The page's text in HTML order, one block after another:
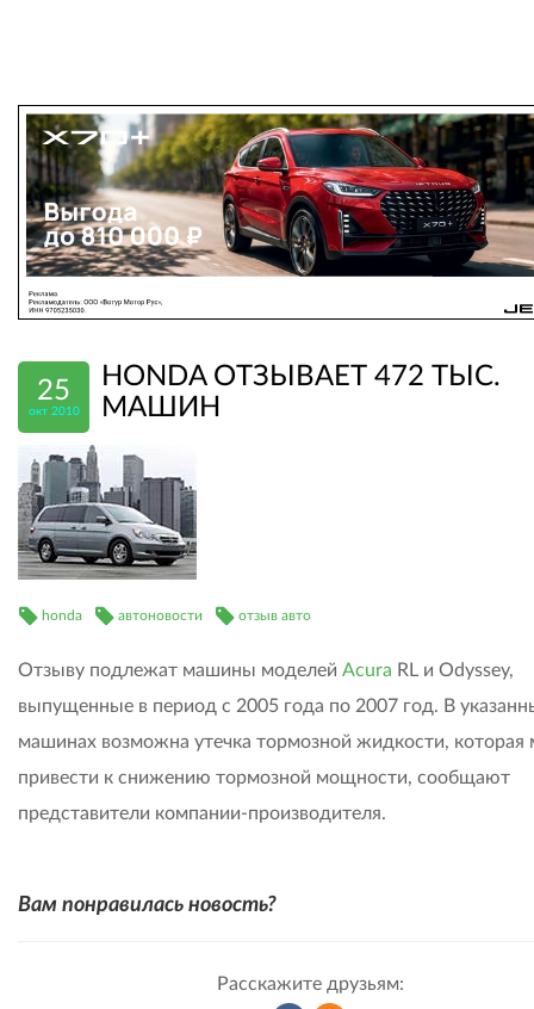
25
окт 2010
HONDA ОТЗЫВАЕТ 472 ТЫС.
МАШИН
honda автоновости отзыв авто
Отзыву подлежат машины моделей Acura RL и Odyssey,
выпущенные в период с 2005 года по 2007 год. В
машинах возможна утечка тормозной жидкости, которая
привести к снижению тормозной мощности, сообщают
представители компании-производителя.
Вам понравилась новость?
Расскажите друзьям: